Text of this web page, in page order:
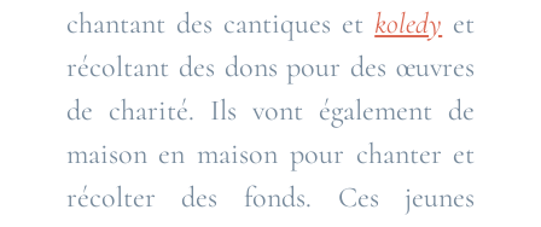
chantant des cantiques et koledy et
récoltant des dons pour des œuvres
de charité. Ils vont également de
maison en maison pour chanter et
récolter des fonds. Ces jeunes